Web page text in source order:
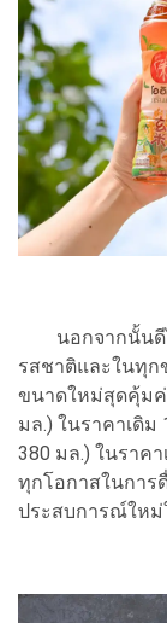
นอกจากนั้นดีไ
รสชาติและในทุ
ขนาดใหม่สุดคุ้มค่
มล.) ในราคาเดิม
380 มล.) ในราค
ทุกโอกาสในการ
ประสบการณ์ใหม่